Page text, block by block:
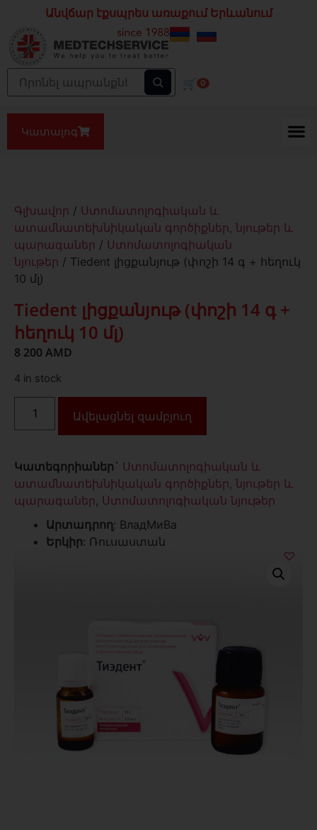
Անվճար էքսպրես առաքում Երևանում
🛒 0
Կատալոգ
Գլխավոր / Ստոմատոլոգիական և
ատամնատեխնիկական գործիքներ, նյութեր և
պարագաներ / Ստոմատոլոգիական
նյութեր / Tiedent լիցքանյութ (փոշի 14 գ + հեղուկ
10 մլ)
Tiedent լիցքանյութ (փոշի 14 գ +
հեղուկ 10 մլ)
8 200 AMD
4 in stock
Ավելացնել զամբյուղ
Կատեգորիաներ` Ստոմատոլոգիական և
ատամնատեխնիկական գործիքներ, նյութեր և
պարագաներ, Ստոմատոլոգիական նյութեր
Արտադրող: ВладМиВа
Երկիր: Ռուսաստան